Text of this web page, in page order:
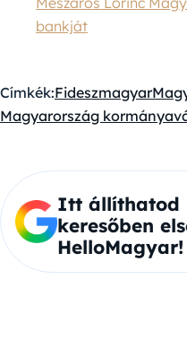
bankját
Címkék:Fideszmagyar
Magyarország kormánya
Itt állíthatod
keresőben
HelloMagyar!